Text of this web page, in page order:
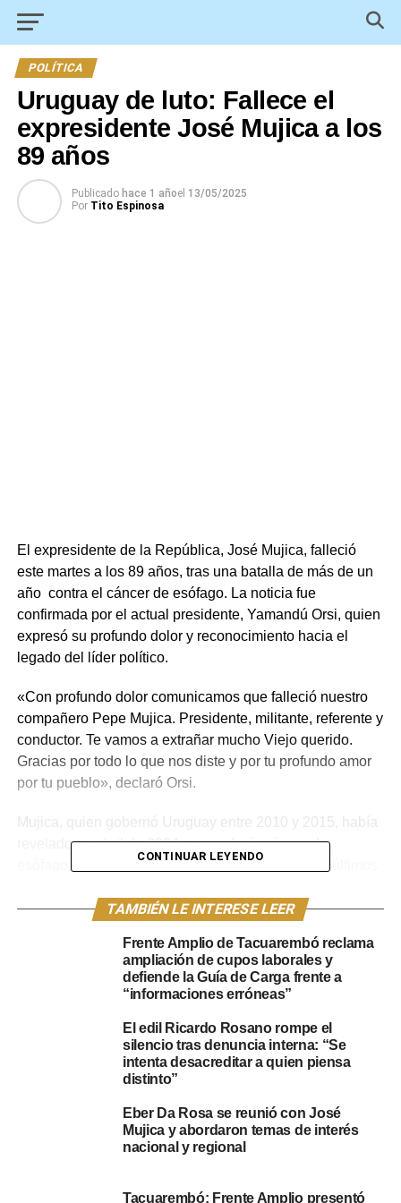
POLÍTICA
Uruguay de luto: Fallece el
expresidente José Mujica a los
89 años
Publicado hace 1 añoel 13/05/2025
Por Tito Espinosa
El expresidente de la República, José Mujica, falleció
este martes a los 89 años, tras una batalla de más de un
año contra el cáncer de esófago. La noticia fue
confirmada por el actual presidente, Yamandú Orsi, quien
expresó su profundo dolor y reconocimiento hacia el
legado del líder político.
«Con profundo dolor comunicamos que falleció nuestro
compañero Pepe Mujica. Presidente, militante, referente y
conductor. Te vamos a extrañar mucho Viejo querido.
Gracias por todo lo que nos diste y por tu profundo amor
por tu pueblo», declaró Orsi.
Mujica, quien gobernó Uruguay entre 2010 y 2015, había
revelado en abril de 2024 que padecía cáncer de
esófago, enfermedad que debilitó su salud en los últimos
su espíritu combativo y su compromiso con la política,
Su médica, Raquel Pannone, había destacado la
tratamiento, aunque en las últimas semanas su salud se
deterioró significativamente, requiriendo internaciones y
procedimientos médicos para garantizar su alimentación
La última aparición pública de Mujica fue durante la
incorporación de la periodista Blanca Rodríguez al
CONTINUAR LEYENDO
TAMBIÉN LE INTERESE LEER
Frente Amplio de Tacuarembó reclama
ampliación de cupos laborales y
defiende la Guía de Carga frente a
“informaciones erróneas”
El edil Ricardo Rosano rompe el
silencio tras denuncia interna: “Se
intenta desacreditar a quien piensa
distinto”
Eber Da Rosa se reunió con José
Mujica y abordaron temas de interés
nacional y regional
Tacuarembó: Frente Amplio presentó